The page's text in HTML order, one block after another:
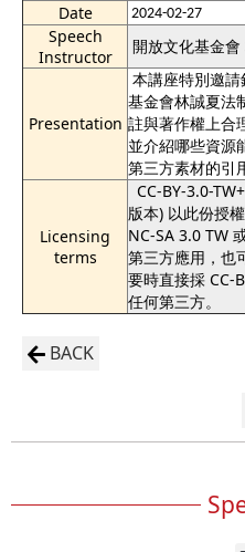
Date
2024-02-27
Speech
Instructor
開放文化基金
Presentation
本講座特別邀
基金會林誠夏法
註與著作權上合
並介紹哪些資源
第三方素材的引
Licensing
terms
CC-BY-3.0-
版本) 以此份授
NC-SA 3.0 TW
第三方應用，也
要時直接採 CC-
任何第三方。
BACK